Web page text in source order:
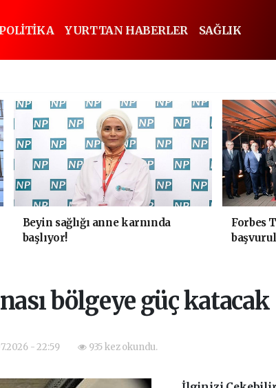
POLİTİKA YURTTAN HABERLER SAĞLIK
Beyin sağlığı anne karnında
başlıyor!
Forbes
bölgeye güç katacak
- 22:59 935 kez okundu.